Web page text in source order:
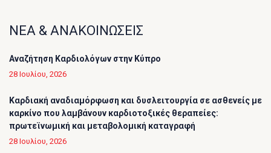
ΝΕΑ & ΑΝΑΚΟΙΝΩΣΕΙΣ
Αναζήτηση Καρδιολόγων στην Κύπρο
28 Ιουλίου, 2026
Καρδιακή αναδιαμόρφωση και δυσλειτουργία σε ασθενείς με
καρκίνο που λαμβάνουν καρδιοτοξικές θεραπείες:
πρωτεϊνωμική και μεταβολομική καταγραφή
28 Ιουλίου, 2026